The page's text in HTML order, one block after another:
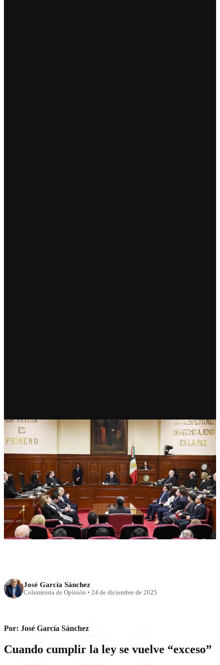
NACIONAL
Triques
José García Sánchez
Columnista de Opinión • 24 de diciembre de 2025
Por: José García Sánchez
Cuando cumplir la ley se vuelve “exceso”